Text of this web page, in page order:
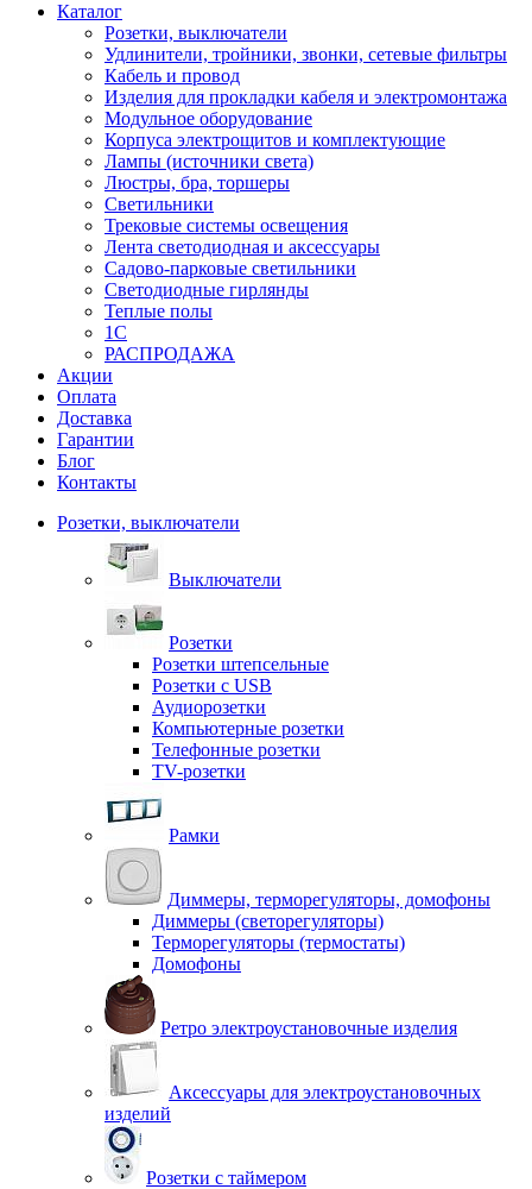
Каталог
Розетки, выключатели
Удлинители, тройники, звонки, сетевые фильтры
Кабель и провод
Изделия для прокладки кабеля и электромонтажа
Модульное оборудование
Корпуса электрощитов и комплектующие
Лампы (источники света)
Люстры, бра, торшеры
Светильники
Трековые системы освещения
Лента светодиодная и аксессуары
Садово-парковые светильники
Светодиодные гирлянды
Теплые полы
1С
РАСПРОДАЖА
Акции
Оплата
Доставка
Гарантии
Блог
Контакты
Розетки, выключатели
Выключатели
Розетки
Розетки штепсельные
Розетки с USB
Аудиорозетки
Компьютерные розетки
Телефонные розетки
TV-розетки
Рамки
Диммеры, терморегуляторы, домофоны
Диммеры (светорегуляторы)
Терморегуляторы (термостаты)
Домофоны
Ретро электроустановочные изделия
Аксессуары для электроустановочных
изделий
Розетки с таймером